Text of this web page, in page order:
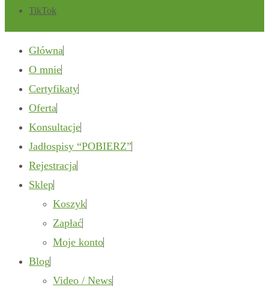
TikTok
Główna
O mnie
Certyfikaty
Oferta
Konsultacje
Jadłospisy “POBIERZ”
Rejestracja
Sklep
Koszyk
Zapłać
Moje konto
Blog
Video / News